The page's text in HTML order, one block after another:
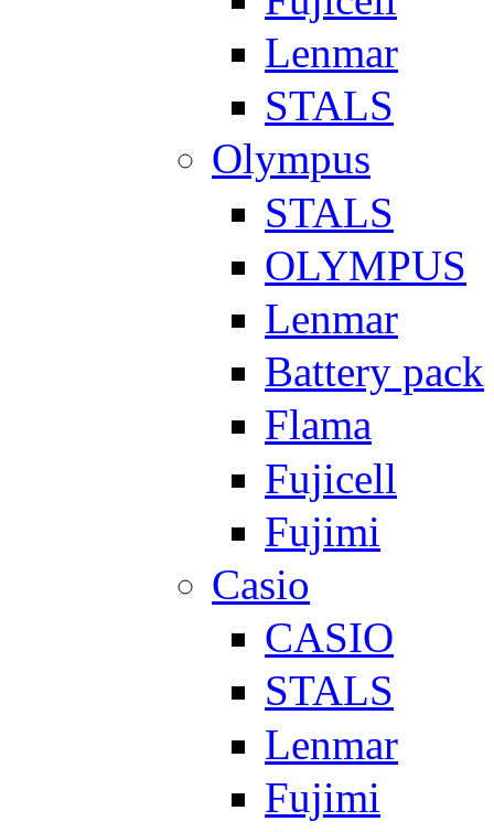
Lenmar
STALS
Olympus
STALS
OLYMPUS
Lenmar
Battery pack
Flama
Fujicell
Fujimi
Casio
CASIO
STALS
Lenmar
Fujimi